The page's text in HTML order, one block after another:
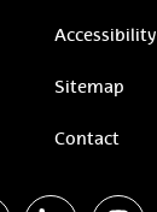
Accessibility
Sitemap
Contact